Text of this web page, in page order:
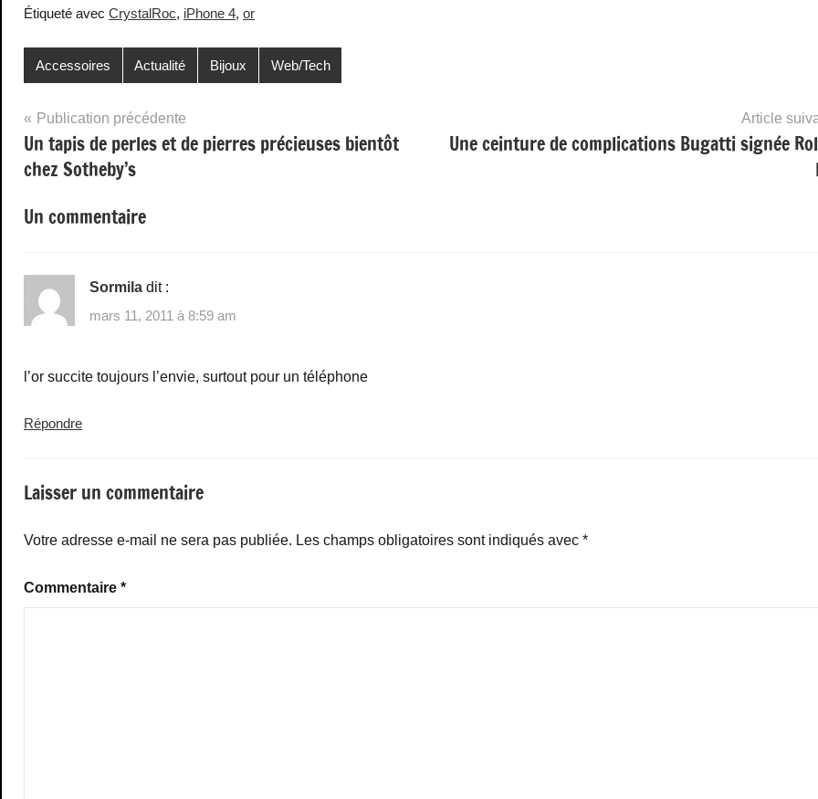
Étiqueté avec CrystalRoc, iPhone 4, or
Accessoires Actualité Bijoux Web/Tech
Navigation
de
l’article
Publication précédente
Un tapis de perles et de pierres précieuses bientôt
chez Sotheby’s
Article
Une ceinture de complications Bugatti signée
Un commentaire
Sormila dit :
mars 11, 2011 à 8:59 am
l’or succite toujours l’envie, surtout pour un téléphone
Répondre
Laisser un commentaire
Votre adresse e-mail ne sera pas publiée. Les champs obligatoires sont indiqués avec *
Commentaire *